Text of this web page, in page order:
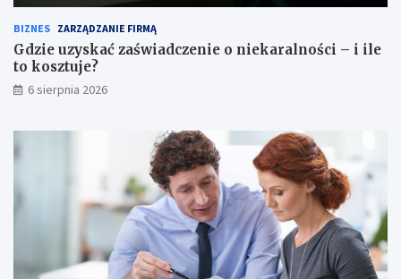
BIZNES ZARZĄDZANIE FIRMĄ
Gdzie uzyskać zaświadczenie o niekaralności – i ile
to kosztuje?
6 sierpnia 2026